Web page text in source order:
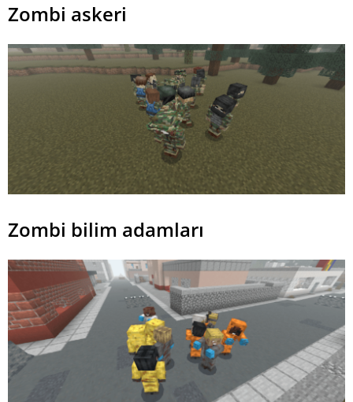
Zombi askeri
Zombi bilim adamları